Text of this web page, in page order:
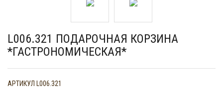
L006.321 ПОДАРОЧНАЯ КОРЗИНА
*ГАСТРОНОМИЧЕСКАЯ*
АРТИКУЛ L006.321